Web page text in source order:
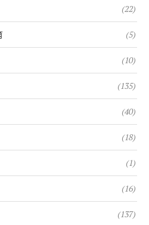
(22)
(5)
(10)
(135)
(40)
(18)
(1)
(16)
(137)